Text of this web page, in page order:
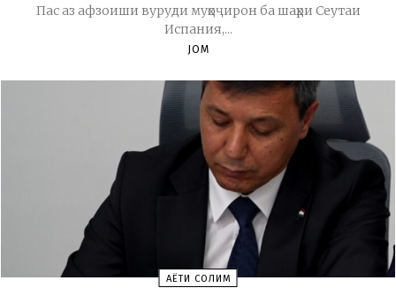
Пас аз афзоиши вуруди муҳоҷирон ба шаҳри Сеутаи
Испания,...
JOM
ҲАЁТИ СОЛИМ